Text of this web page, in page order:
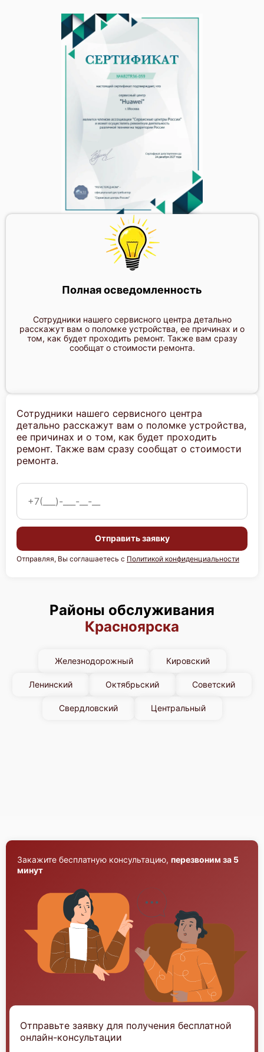
Huawei FusionServer Tecal CH140
Huawei FusionServer CH242 V5
Huawei FusionServer CH226 V3
Huawei FusionServer CH225 V3
Huawei FusionServer CH222 V3
Huawei FusionServer CH220 V3
Huawei FusionServer CH140L V3
Huawei FusionServer CH121 V3
Huawei FusionServer CH225 V5
Полная осведомленность
Сотрудники нашего сервисного центра детально
расскажут вам о поломке устройства, ее причинах и о
том, как будет проходить ремонт. Также вам сразу
сообщат о стоимости ремонта.
Сотрудники нашего сервисного центра
детально расскажут вам о поломке устройства,
ее причинах и о том, как будет проходить
ремонт. Также вам сразу сообщат о стоимости
ремонта.
Отправить заявку
Отправляя, Вы соглашаетесь с Политикой конфиденциальности
Районы обслуживания
Красноярска
Железнодорожный Кировский
Ленинский Октябрьский Советский
Свердловский Центральный
Отправьте заявку для получения бесплатной
онлайн-консультации
Закажите бесплатную консультацию, перезвоним за 5
минут